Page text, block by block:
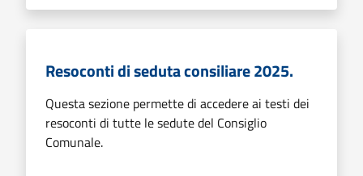
Resoconti di seduta consiliare 2025.
Questa sezione permette di accedere ai testi dei
resoconti di tutte le sedute del Consiglio
Comunale.